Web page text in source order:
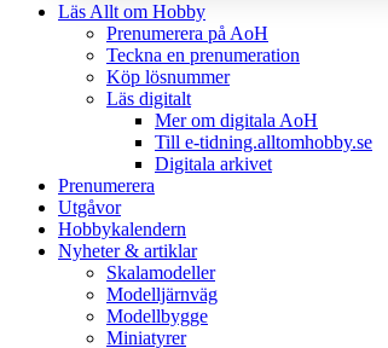
Läs Allt om Hobby
Prenumerera på AoH
Teckna en prenumeration
Köp lösnummer
Läs digitalt
Mer om digitala AoH
Till e-tidning.alltomhobby.se
Digitala arkivet
Prenumerera
Utgåvor
Hobbykalendern
Nyheter & artiklar
Skalamodeller
Modelljärnväg
Modellbygge
Miniatyrer